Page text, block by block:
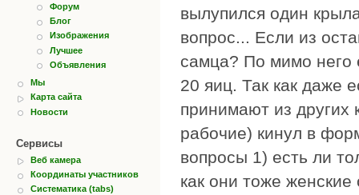
Форум
Блог
Изображения
Лучшее
Объявления
Мы
Карта сайта
Новости
Сервисы
Веб камера
Координаты участников
Систематика (tabs)
вылупился один
вопрос... Если из
самца? По мимо него
20 яиц. Так как даже
принимают из других
рабочие) кинул в
вопросы 1) есть ли
как они тоже женские